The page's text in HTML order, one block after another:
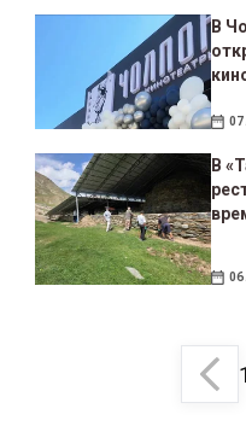
В
07
В
06
1